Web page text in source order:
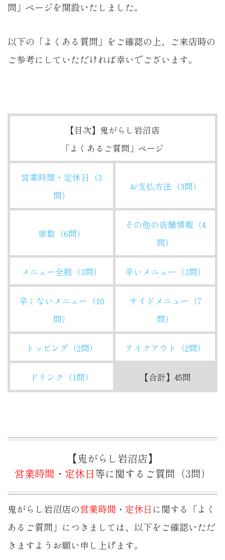
問」ページを開設いたしました。
以下の「よくある質問」をご確認の上、ご来店時の
ご参考にしていただければ幸いでございます。
【目次】鬼がらし岩沼店
「よくあるご質問」ページ
営業時間・定休日（3
問）
お支払方法（3問）
席数（6問）
その他の店舗情報（4
問）
メニュー全般（3問） 辛いメニュー（3問）
辛くないメニュー（10
問）
サイドメニュー（7
問）
トッピング（2問） テイクアウト（2問）
ドリンク（1問） 【合計】45問
【鬼がらし岩沼店】
営業時間 ・ 定休日等に関するご質問（3問）
鬼がらし岩沼店の営業時間 ・ 定休日 に関する「よく
あるご質問」につきましては、以下をご確認いただ
きますようお願い申し上げます。